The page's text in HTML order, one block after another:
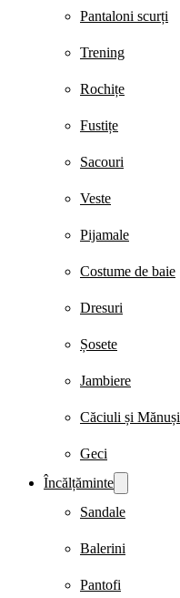
Pantaloni scurți
Trening
Rochițe
Fustițe
Sacouri
Veste
Pijamale
Costume de baie
Dresuri
Șosete
Jambiere
Căciuli și Mănuși
Geci
Încălțăminte
Sandale
Balerini
Pantofi